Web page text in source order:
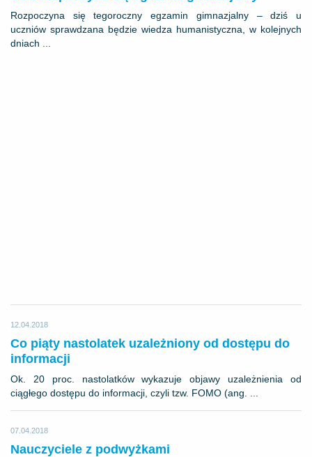
Rozpoczyna się tegoroczny egzamin gimnazjalny – dziś u
uczniów sprawdzana będzie wiedza humanistyczna, w kolejnych
dniach ...
12.04.2018
Co piąty nastolatek uzależniony od dostępu do
informacji
Ok. 20 proc. nastolatków wykazuje objawy uzależnienia od
ciągłego dostępu do informacji, czyli tzw. FOMO (ang. ...
07.04.2018
Nauczyciele z podwyżkami